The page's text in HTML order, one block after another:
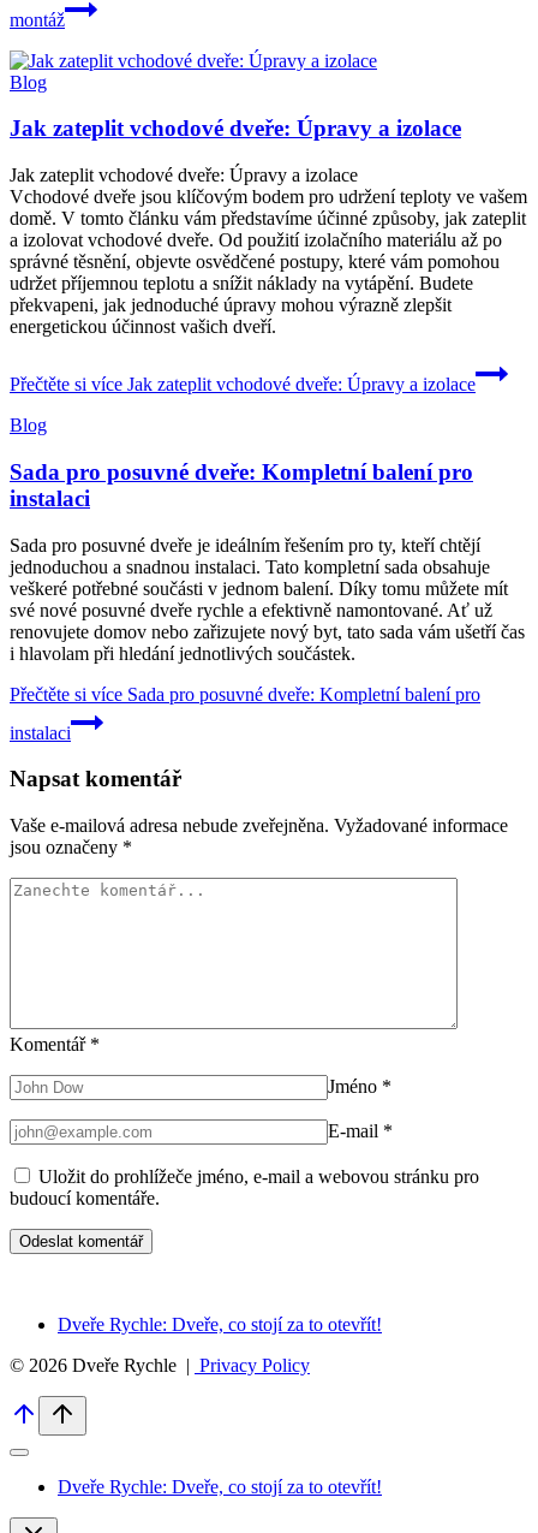
montáž
Blog
Jak zateplit vchodové dveře: Úpravy a izolace
Jak zateplit vchodové dveře: Úpravy a izolace
Vchodové dveře jsou klíčovým bodem pro udržení teploty ve vašem
domě. V tomto článku vám představíme účinné způsoby, jak zateplit
a izolovat vchodové dveře. Od použití izolačního materiálu až po
správné těsnění, objevte osvědčené postupy, které vám pomohou
udržet příjemnou teplotu a snížit náklady na vytápění. Budete
překvapeni, jak jednoduché úpravy mohou výrazně zlepšit
energetickou účinnost vašich dveří.
Přečtěte si více Jak zateplit vchodové dveře: Úpravy a izolace
Blog
Sada pro posuvné dveře: Kompletní balení pro
instalaci
Sada pro posuvné dveře je ideálním řešením pro ty, kteří chtějí
jednoduchou a snadnou instalaci. Tato kompletní sada obsahuje
veškeré potřebné součásti v jednom balení. Díky tomu můžete mít
své nové posuvné dveře rychle a efektivně namontované. Ať už
renovujete domov nebo zařizujete nový byt, tato sada vám ušetří čas
i hlavolam při hledání jednotlivých součástek.
Přečtěte si více Sada pro posuvné dveře: Kompletní balení pro
instalaci
Napsat komentář
Vaše e-mailová adresa nebude zveřejněna. Vyžadované informace
jsou označeny *
Komentář *
Jméno *
E-mail *
Uložit do prohlížeče jméno, e-mail a webovou stránku pro
budoucí komentáře.
Dveře Rychle: Dveře, co stojí za to otevřít!
© 2026 Dveře Rychle | Privacy Policy
Dveře Rychle: Dveře, co stojí za to otevřít!